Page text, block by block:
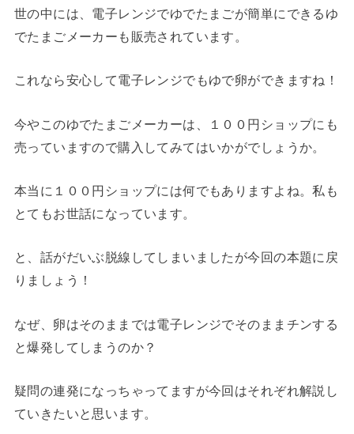
世の中には、電子レンジでゆでたまごが簡単にできるゆ
でたまごメーカーも販売されています。
これなら安心して電子レンジでもゆで卵ができますね！
今やこのゆでたまごメーカーは、１００円ショップにも
売っていますので購入してみてはいかがでしょうか。
本当に１００円ショップには何でもありますよね。私も
とてもお世話になっています。
と、話がだいぶ脱線してしまいましたが今回の本題に戻
りましょう！
なぜ、卵はそのままでは電子レンジでそのままチンする
と爆発してしまうのか？
疑問の連発になっちゃってますが今回はそれぞれ解説し
ていきたいと思います。